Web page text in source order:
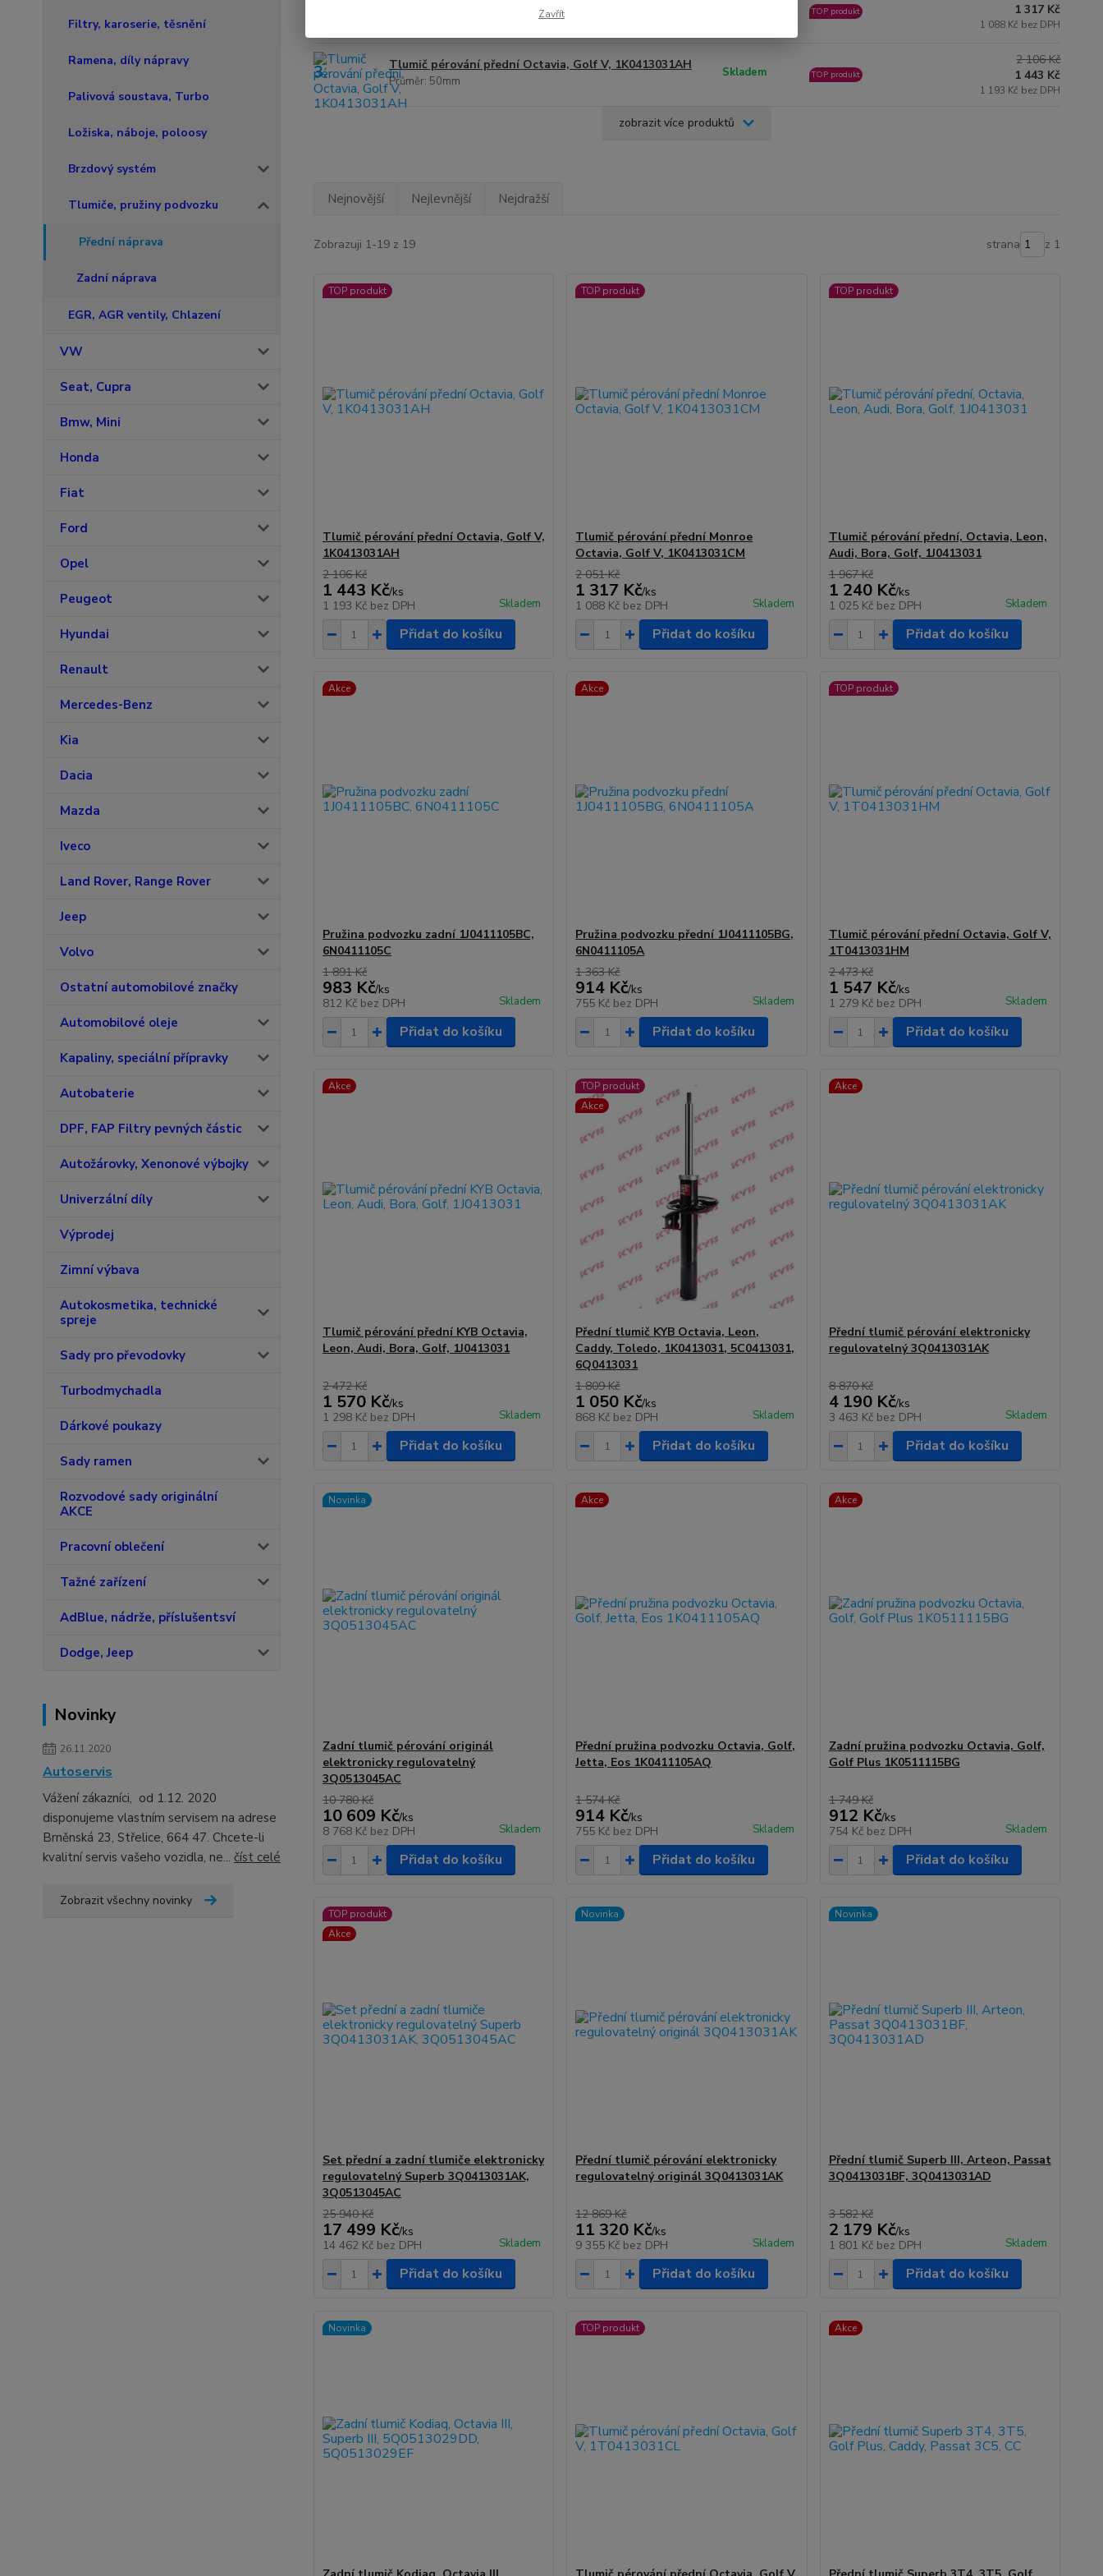
Filtry, karoserie, těsnění
Ramena, díly nápravy
Palivová soustava, Turbo
Ložiska, náboje, poloosy
Brzdový systém
Tlumiče, pružiny podvozku
Přední náprava
Zadní náprava
EGR, AGR ventily, Chlazení
VW
Seat, Cupra
Bmw, Mini
Honda
Fiat
Ford
Opel
Peugeot
Hyundai
Renault
Mercedes-Benz
Kia
Dacia
Mazda
Iveco
Land Rover, Range Rover
Jeep
Volvo
Ostatní automobilové značky
Automobilové oleje
Kapaliny, speciální přípravky
Autobaterie
DPF, FAP Filtry pevných částic
Autožárovky, Xenonové výbojky
Univerzální díly
Výprodej
Zimní výbava
Autokosmetika, technické
spreje
Sady pro převodovky
Turbodmychadla
Dárkové poukazy
Sady ramen
Rozvodové sady originální
AKCE
Pracovní oblečení
Tažné zařízení
AdBlue, nádrže, příslušentsví
Dodge, Jeep
Novinky
26.11.2020
Autoservis
Vážení zákazníci, od 1.12. 2020
disponujeme vlastním servisem na adrese
Brněnská 23, Střelice, 664 47. Chcete-li
kvalitní servis vašeho vozidla, ne... číst celé
Zobrazit všechny novinky
TOP produkt
1 317 Kč
1 088 Kč bez DPH
3. Tlumič pérování přední Octavia, Golf V, 1K0413031AH
Průměr: 50mm
Skladem TOP produkt
2 106 Kč
1 443 Kč
1 193 Kč bez DPH
zobrazit více produktů
Nejnovější Nejlevnější Nejdražší
Zobrazuji 1-19 z 19 strana z 1
TOP produkt
Tlumič pérování přední Octavia, Golf V,
1K0413031AH
2 106 Kč
1 443 Kč/ks
1 193 Kč bez DPH Skladem
Přidat do košíku
TOP produkt
Tlumič pérování přední Monroe
Octavia, Golf V, 1K0413031CM
2 051 Kč
1 317 Kč/ks
1 088 Kč bez DPH Skladem
Přidat do košíku
TOP produkt
Tlumič pérování přední, Octavia, Leon,
Audi, Bora, Golf, 1J0413031
1 967 Kč
1 240 Kč/ks
1 025 Kč bez DPH Skladem
Přidat do košíku
Akce
Pružina podvozku zadní 1J0411105BC,
6N0411105C
1 891 Kč
983 Kč/ks
812 Kč bez DPH Skladem
Přidat do košíku
Akce
Pružina podvozku přední 1J0411105BG,
6N0411105A
1 363 Kč
914 Kč/ks
755 Kč bez DPH Skladem
Přidat do košíku
TOP produkt
Tlumič pérování přední Octavia, Golf V,
1T0413031HM
2 473 Kč
1 547 Kč/ks
1 279 Kč bez DPH Skladem
Přidat do košíku
Akce
Tlumič pérování přední KYB Octavia,
Leon, Audi, Bora, Golf, 1J0413031
2 472 Kč
1 570 Kč/ks
1 298 Kč bez DPH Skladem
Přidat do košíku
TOP produkt
Akce
Přední tlumič KYB Octavia, Leon,
Caddy, Toledo, 1K0413031, 5C0413031,
6Q0413031
1 809 Kč
1 050 Kč/ks
868 Kč bez DPH Skladem
Přidat do košíku
Akce
Přední tlumič pérování elektronicky
regulovatelný 3Q0413031AK
8 870 Kč
4 190 Kč/ks
3 463 Kč bez DPH Skladem
Přidat do košíku
Novinka
Zadní tlumič pérování originál
elektronicky regulovatelný
3Q0513045AC
10 780 Kč
10 609 Kč/ks
8 768 Kč bez DPH Skladem
Přidat do košíku
Akce
Přední pružina podvozku Octavia, Golf,
Jetta, Eos 1K0411105AQ
1 574 Kč
914 Kč/ks
755 Kč bez DPH Skladem
Přidat do košíku
Akce
Zadní pružina podvozku Octavia, Golf,
Golf Plus 1K0511115BG
1 749 Kč
912 Kč/ks
754 Kč bez DPH Skladem
Přidat do košíku
TOP produkt
Akce
Set přední a zadní tlumiče elektronicky
regulovatelný Superb 3Q0413031AK,
3Q0513045AC
25 940 Kč
17 499 Kč/ks
14 462 Kč bez DPH Skladem
Přidat do košíku
Novinka
Přední tlumič pérování elektronicky
regulovatelný originál 3Q0413031AK
12 869 Kč
11 320 Kč/ks
9 355 Kč bez DPH Skladem
Přidat do košíku
Novinka
Přední tlumič Superb III, Arteon, Passat
3Q0413031BF, 3Q0413031AD
3 582 Kč
2 179 Kč/ks
1 801 Kč bez DPH Skladem
Přidat do košíku
Novinka TOP produkt Akce
Zavřít